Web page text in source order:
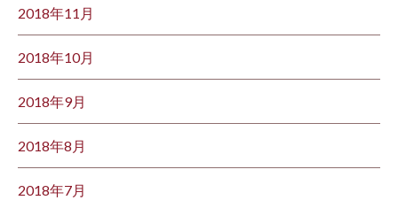
2018年11月
2018年10月
2018年9月
2018年8月
2018年7月